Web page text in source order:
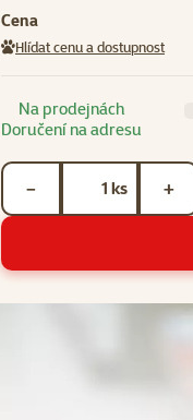
Cena
Hlídat cenu a dostupnost
Na prodejnách
Doručení na adresu
ks
− +